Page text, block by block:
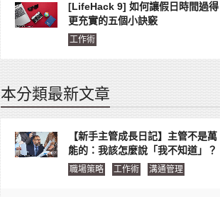
[LifeHack 9] 如何讓假日時間過得
更充實的五個小訣竅
工作術
本分類最新文章
【新手主管成長日記】主管不是萬
能的：我該怎麼說「我不知道」？
職場策略 工作術 溝通管理